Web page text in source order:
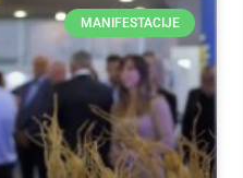
MANIFESTACIJE